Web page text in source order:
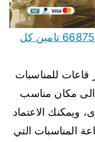
تأجير قاعات للمناسبات الخيران 66875552 تامين كل
قاعات للمناسبات
الى مكان مناسب
ويمكنك الاعتماد
المناسبات التي